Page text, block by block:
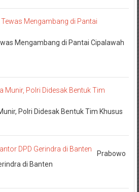
Mengambang di Pantai Cipalawah
Polri Didesak Bentuk Tim Khusus
Prabowo
di Banten